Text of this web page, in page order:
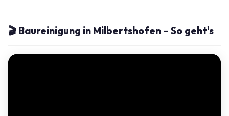
🎬 Baureinigung in Milbertshofen – So geht's